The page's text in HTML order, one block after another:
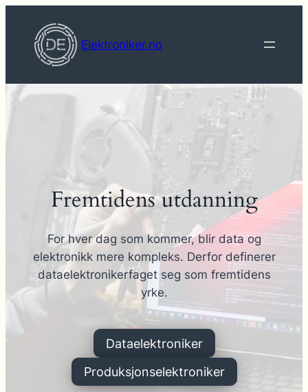
innhold
Elektroniker.no
Fremtidens utdanning
For hver dag som kommer, blir data og
elektronikk mere kompleks. Derfor definerer
dataelektronikerfaget seg som fremtidens
yrke.
Dataelektroniker
Produksjonselektroniker